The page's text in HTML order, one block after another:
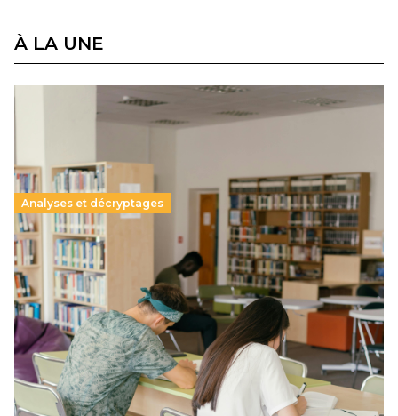
À LA UNE
Analyses et décryptages
Supérieur privé : une dérive qui met à mal la
promesse républicaine
11 juillet 2026-
Le projet de loi sur la régulation de l’enseignement
supérieur privé met en lumière l’amplification d’un système
qui relègue l’acte pédagogique au superfétatoire, voire à…
Lire la suite →